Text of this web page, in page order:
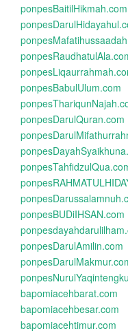
ponpesBaitilHikmah.com
ponpesBabulUlum.com
ponpesDarulQuran.com
ponpesBUDiIHSAN.com
ponpesDarulAmilin.com
bapomiacehbarat.com
bapomiacehbesar.com
bapomiacehtimur.com